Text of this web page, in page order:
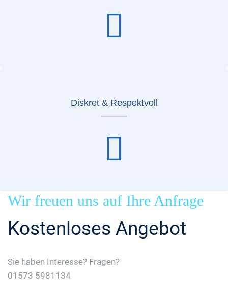
Diskret & Respektvoll
Wir freuen uns auf Ihre Anfrage
Kostenloses Angebot
Sie haben Interesse? Fragen?
01573 5981134